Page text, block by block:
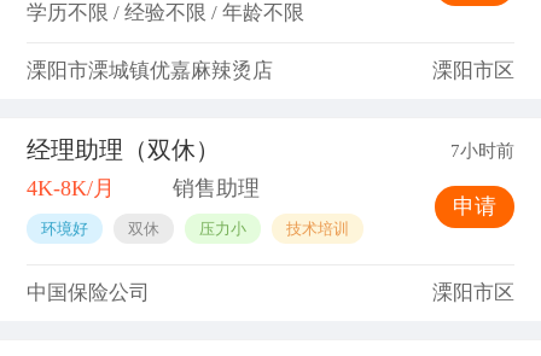
学历不限 / 经验不限 / 年龄不限
溧阳市溧城镇优嘉麻辣烫店 溧阳市区
经理助理（双休） 7小时前
4K-8K/月 销售助理
环境好 双休 压力小 技术培训
申请
中国保险公司 溧阳市区